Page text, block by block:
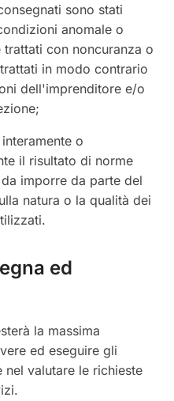
sono stati
anomale o
trattati con noncuranza o
in modo contrario
dell'imprenditore e/o
o
il risultato di norme
imporre da parte del
natura o la qualità dei
ed
la massima
ed eseguire gli
valutare le richieste